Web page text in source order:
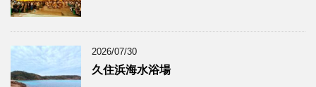
2026/07/30
久住浜海水浴場